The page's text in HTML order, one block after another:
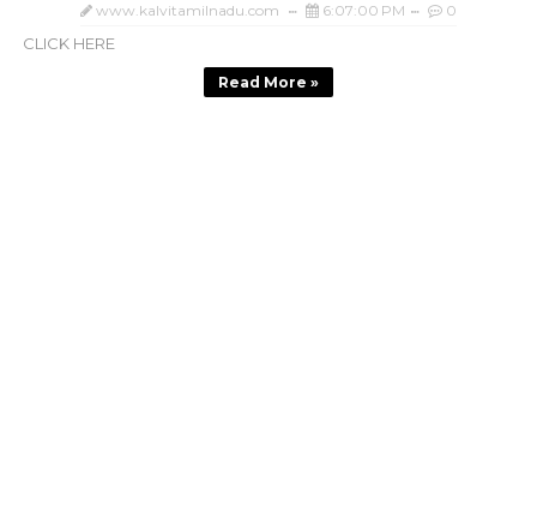
www.kalvitamilnadu.com 6:07:00 PM 0
CLICK HERE
Read More »